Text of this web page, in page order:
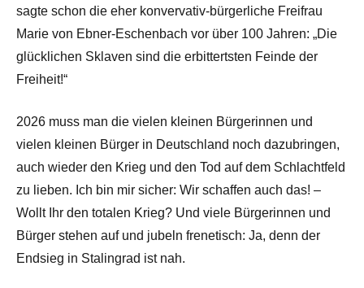
sagte schon die eher konvervativ-bürgerliche Freifrau
Marie von Ebner-Eschenbach vor über 100 Jahren: „Die
glücklichen Sklaven sind die erbittertsten Feinde der
Freiheit!“
2026 muss man die vielen kleinen Bürgerinnen und
vielen kleinen Bürger in Deutschland noch dazubringen,
auch wieder den Krieg und den Tod auf dem Schlachtfeld
zu lieben. Ich bin mir sicher: Wir schaffen auch das! –
Wollt Ihr den totalen Krieg? Und viele Bürgerinnen und
Bürger stehen auf und jubeln frenetisch: Ja, denn der
Endsieg in Stalingrad ist nah.